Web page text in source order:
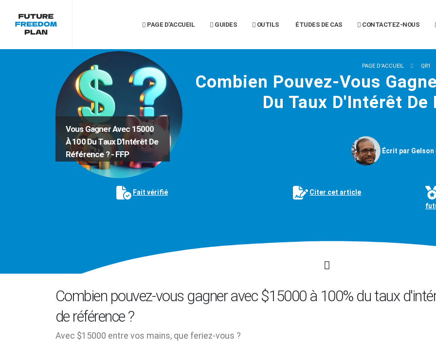
PAGE D'ACCUEIL GUIDES OUTILS ÉTUDES DE CAS CONTACTEZ-NOUS
Vous Gagner Avec 15000
À 100 Du Taux D'Intérêt De
Référence ? - FFP
PAGE D'ACCUEIL QR1
Combien Pouvez-Vous
Du Taux D'Intérêt De
Écrit par Gelson
Fait vérifié Citer cet article
Combien pouvez-vous gagner avec $15000 à 100% du taux
de référence ?
Avec $15000 entre vos mains, que feriez-vous ?